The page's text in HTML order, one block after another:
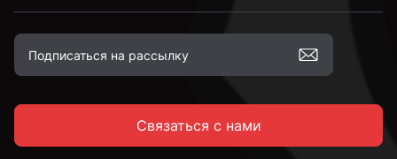
Связаться с нами